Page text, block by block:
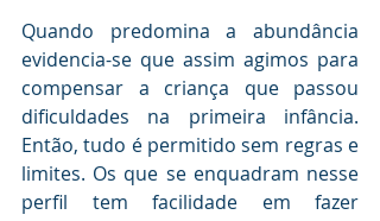
Quando predomina a abundância
evidencia-se que assim agimos para
compensar a criança que passou
dificuldades na primeira infância.
Então, tudo é permitido sem regras e
limites. Os que se enquadram nesse
perfil tem facilidade em fazer